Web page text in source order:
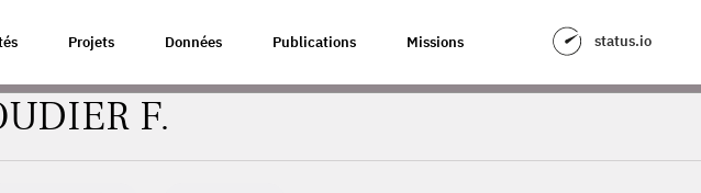
Projets Données Publications Missions status.io
F.